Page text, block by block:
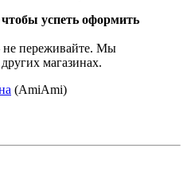
успеть оформить
не переживайте. Мы
магазинах.
(AmiAmi)